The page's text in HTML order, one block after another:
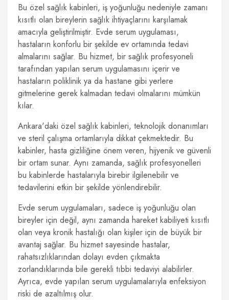
Bu özel sağlık kabinleri, iş yoğunluğu nedeniyle zamanı
kısıtlı olan bireylerin sağlık ihtiyaçlarını karşılamak
amacıyla geliştirilmiştir. Evde serum uygulaması,
hastaların konforlu bir şekilde ev ortamında tedavi
almalarını sağlar. Bu hizmet, bir sağlık profesyoneli
tarafından yapılan serum uygulamasını içerir ve
hastaların poliklinik ya da hastane gibi yerlere
gitmelerine gerek kalmadan tedavi olmalarını mümkün
kılar.
Ankara'daki özel sağlık kabinleri, teknolojik donanımları
ve steril çalışma ortamlarıyla dikkat çekmektedir. Bu
kabinler, hasta gizliliğine önem veren, hijyenik ve güvenli
bir ortam sunar. Aynı zamanda, sağlık profesyonelleri
bu kabinlerde hastalarıyla birebir ilgilenebilir ve
tedavilerini etkin bir şekilde yönlendirebilir.
Evde serum uygulamaları, sadece iş yoğunluğu olan
bireyler için değil, aynı zamanda hareket kabiliyeti kısıtlı
olan veya kronik hastalığı olan kişiler için de büyük bir
avantaj sağlar. Bu hizmet sayesinde hastalar,
rahatsızlıklarından dolayı evden çıkmakta
zorlandıklarında bile gerekli tıbbi tedaviyi alabilirler.
Ayrıca, evde yapılan serum uygulamalarıyla enfeksiyon
riski de azaltılmış olur.